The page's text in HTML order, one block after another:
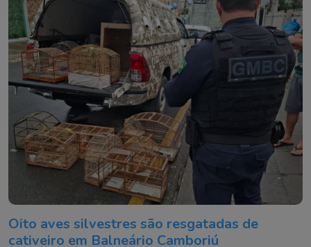
Oito aves silvestres são resgatadas de
cativeiro em Balneário Camboriú